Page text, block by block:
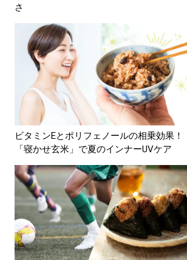
さ
ビタミンEとポリフェノールの相乗効果！
「寝かせ玄米」で夏のインナーUVケア